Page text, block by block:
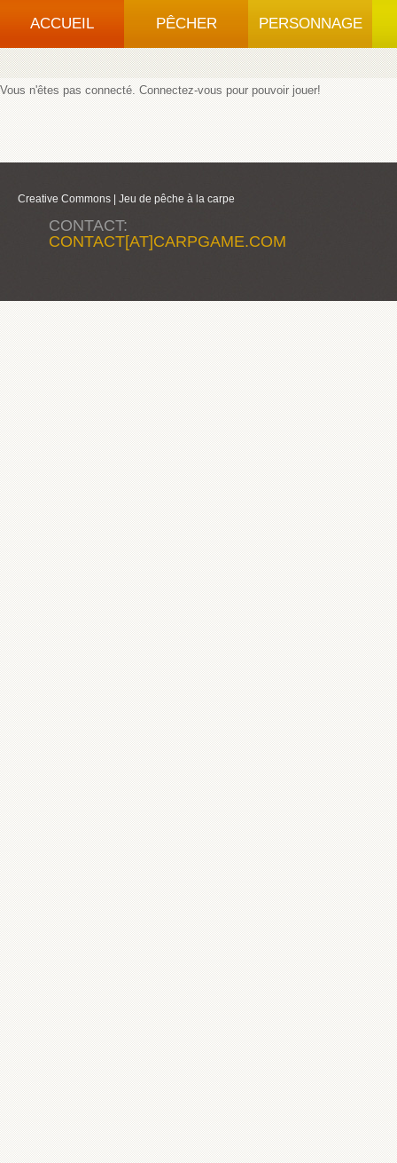
ACCUEIL PÊCHER PERSONNAGE
Vous n'êtes pas connecté.Connectez-vouspour pouvoir jouer!
Creative Commons | Jeu de pêche à la carpe
CONTACT:
CONTACT[AT]CARPGAME.COM